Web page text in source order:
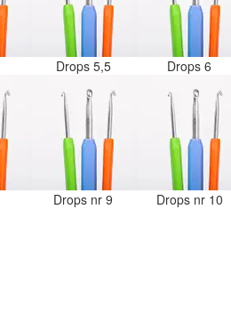
Drops 5,5 Drops 6
Drops nr 9 Drops nr 10